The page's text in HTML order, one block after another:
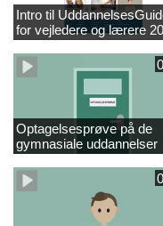
Intro til
for vejledere og lærere
Optagelsesprøve på de
gymnasiale uddannelser